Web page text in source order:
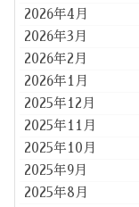
2026年4月
2026年3月
2026年2月
2026年1月
2025年12月
2025年11月
2025年10月
2025年9月
2025年8月